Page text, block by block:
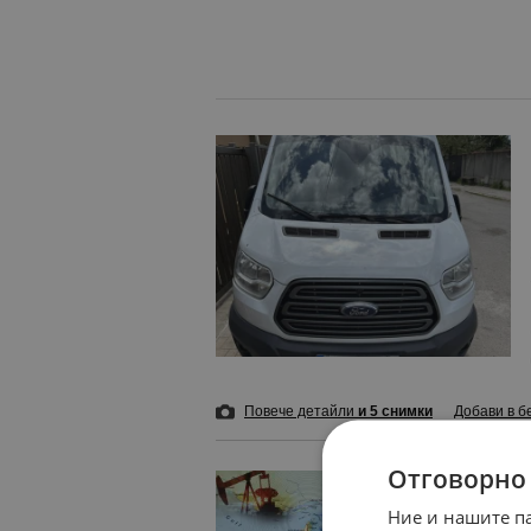
Повече детайли и 5 снимки Добави в
Иран и
преди 20
Ние и нашите